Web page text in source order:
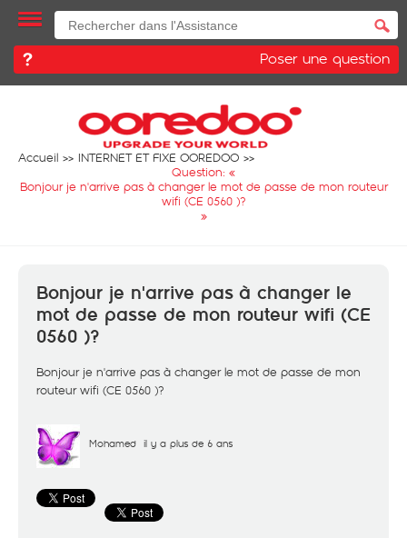
Poser une question
Accueil
INTERNET ET FIXE OOREDOO
Question: «
Bonjour je n'arrive pas à changer le mot de passe de mon routeur
wifi (CE 0560 )?
»
Bonjour je n'arrive pas à changer le
mot de passe de mon routeur wifi (CE
0560 )?
Bonjour je n'arrive pas à changer le mot de passe de mon
routeur wifi (CE 0560 )?
Mohamed il y a plus de 6 ans